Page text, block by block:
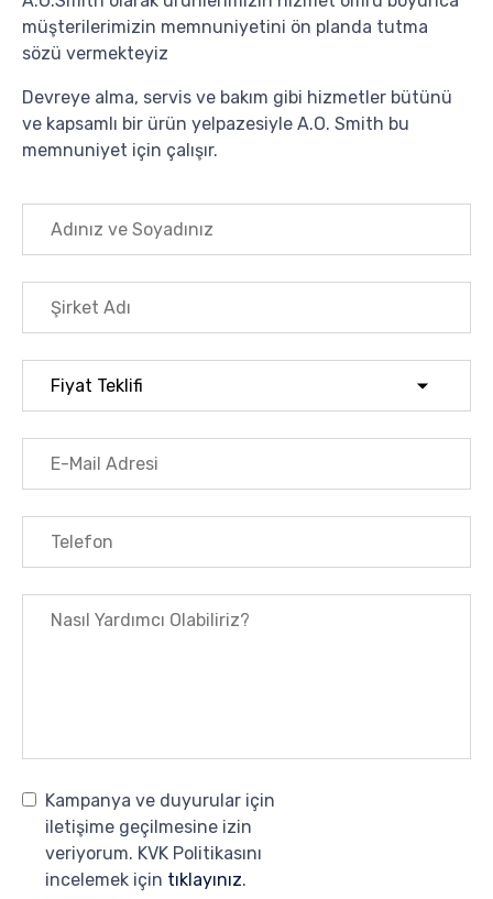
müşterilerimizin memnuniyetini ön planda tutma
sözü vermekteyiz
Devreye alma, servis ve bakım gibi hizmetler bütünü
ve kapsamlı bir ürün yelpazesiyle A.O. Smith bu
memnuniyet için çalışır.
Kampanya ve duyurular için
iletişime geçilmesine izin
veriyorum. KVK Politikasını
incelemek için tıklayınız.